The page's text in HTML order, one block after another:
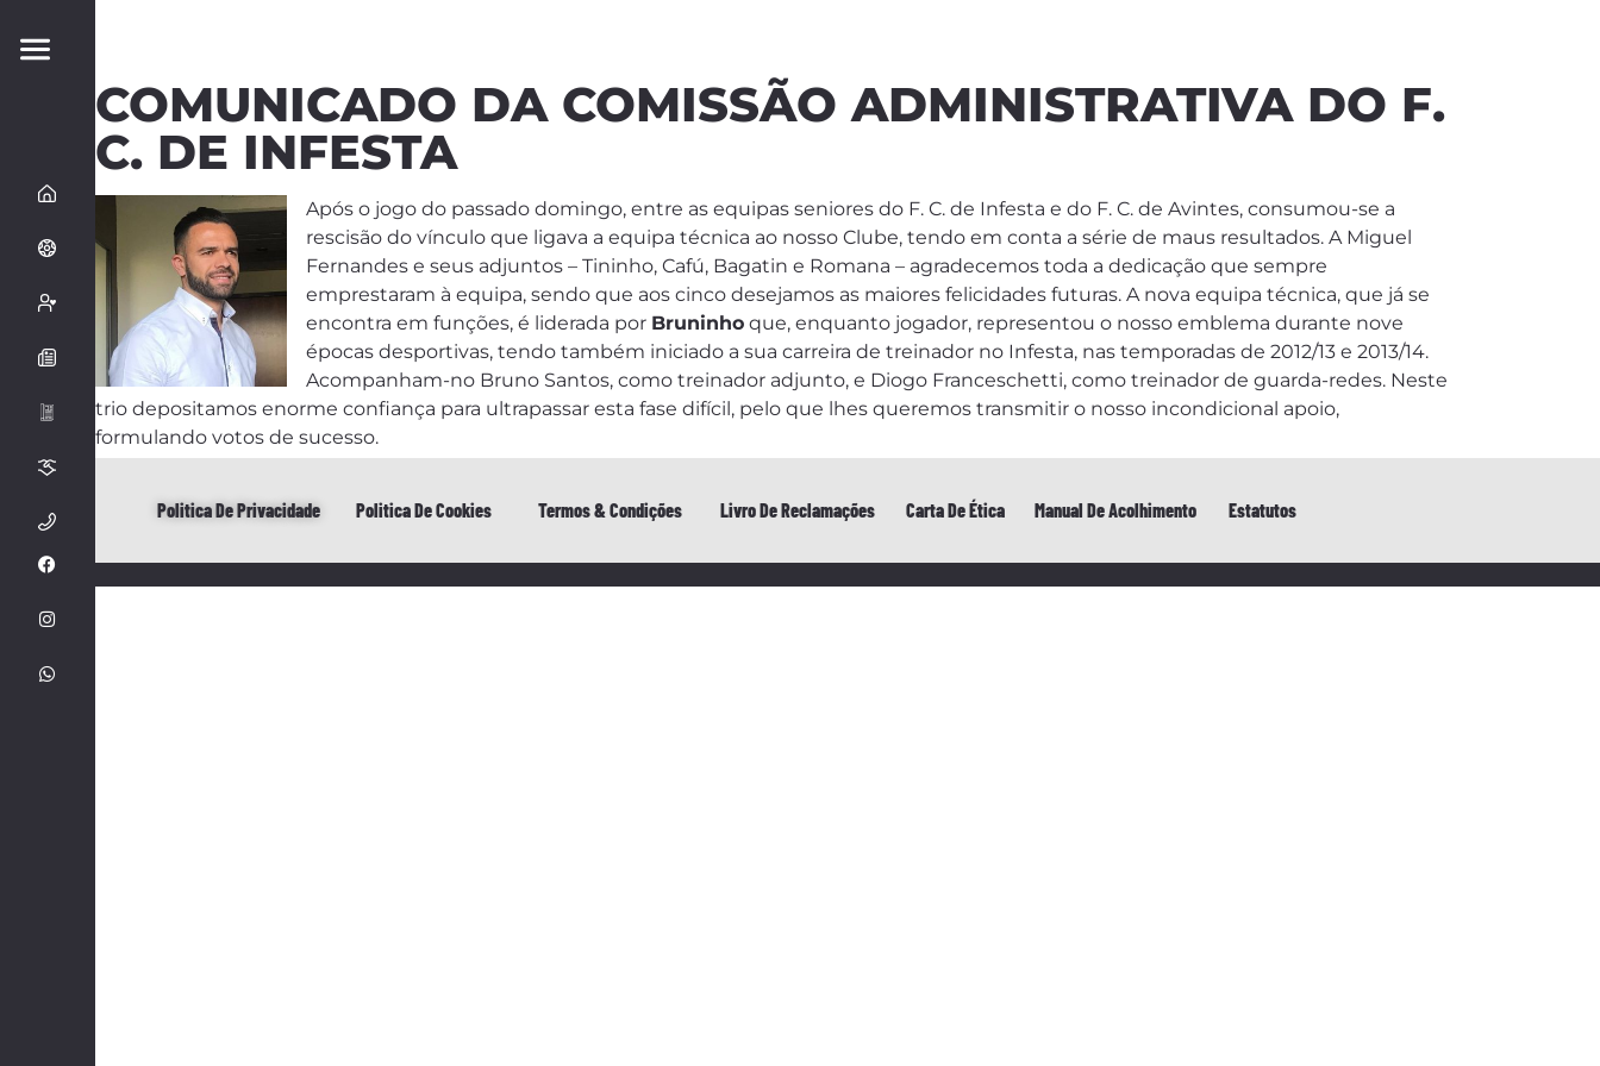
COMUNICADO DA COMISSÃO ADMINISTRATIVA DO F.
C. DE INFESTA
Após o jogo do passado domingo, entre as equipas seniores do F. C. de Infesta e do F. C. de Avintes, consumou-se a
rescisão do vínculo que ligava a equipa técnica ao nosso Clube, tendo em conta a série de maus resultados. A Miguel
Fernandes e seus adjuntos – Tininho, Cafú, Bagatin e Romana – agradecemos toda a dedicação que sempre
emprestaram à equipa, sendo que aos cinco desejamos as maiores felicidades futuras. A nova equipa técnica, que já se
encontra em funções, é liderada por Bruninho que, enquanto jogador, representou o nosso emblema durante nove
épocas desportivas, tendo também iniciado a sua carreira de treinador no Infesta, nas temporadas de 2012/13 e 2013/14.
Acompanham-no Bruno Santos, como treinador adjunto, e Diogo Franceschetti, como treinador de guarda-redes. Neste
trio depositamos enorme confiança para ultrapassar esta fase difícil, pelo que lhes queremos transmitir o nosso incondicional apoio,
formulando votos de sucesso.
Politica De Privacidade Politica De Cookies Termos & Condições Livro De Reclamações Carta De Ética Manual De Acolhimento Estatutos